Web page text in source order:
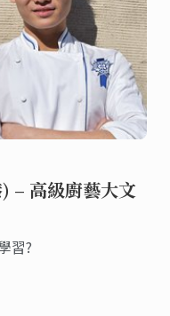
高級廚藝大文
習?